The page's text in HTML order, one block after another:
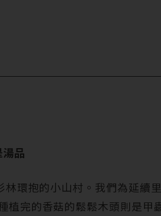
品
環抱的小山村。我們為延續
植完的香菇的鬆鬆木頭則是甲